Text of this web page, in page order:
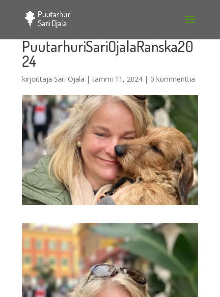
PuutarhuriSariOjalaRanska20
24
kirjoittaja Sari Ojala |tammi 11, 2024| 0 kommenttia